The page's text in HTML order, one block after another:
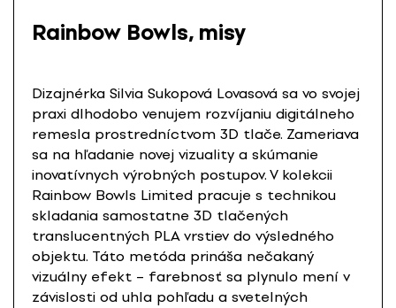
Rainbow Bowls, misy
Dizajnérka Silvia Sukopová Lovasová sa vo svojej
praxi dlhodobo venujem rozvíjaniu digitálneho
remesla prostredníctvom 3D tlače. Zameriava
sa na hľadanie novej vizuality a skúmanie
inovatívnych výrobných postupov. V kolekcii
Rainbow Bowls Limited pracuje s technikou
skladania samostatne 3D tlačených
translucentných PLA vrstiev do výsledného
objektu. Táto metóda prináša nečakaný
vizuálny efekt – farebnosť sa plynulo mení v
závislosti od uhla pohľadu a svetelných